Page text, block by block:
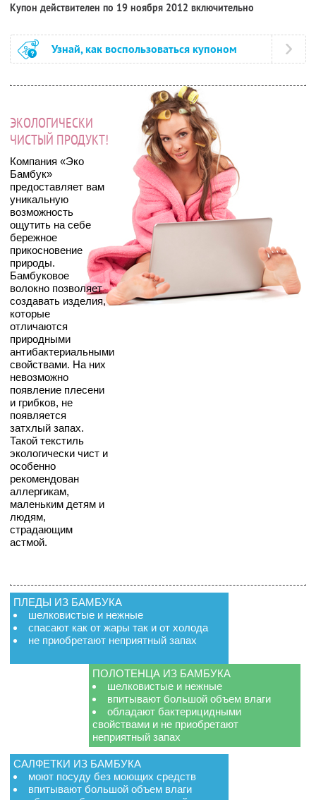
Купон действителен по 19 ноября 2012 включительно
Узнай, как воспользоваться купоном
ЭКОЛОГИЧЕСКИ
ЧИСТЫЙ ПРОДУКТ!
Компания «Эко
Бамбук»
предоставляет вам
уникальную
возможность
ощутить на себе
бережное
прикосновение
природы.
Бамбуковое
волокно позволяет
создавать изделия,
которые
отличаются
природными
антибактериальными
свойствами. На них
невозможно
появление плесени
и грибков, не
появляется
затхлый запах.
Такой текстиль
экологически чист и
особенно
рекомендован
аллергикам,
маленьким детям и
людям,
страдающим
астмой.
ПЛЕДЫ ИЗ БАМБУКА
шелковистые и нежные
спасают как от жары так и от холода
не приобретают неприятный запах
ПОЛОТЕНЦА ИЗ БАМБУКА
шелковистые и нежные
впитывают большой объем влаги
обладают бактерицидными
свойствами и не приобретают
неприятный запах
САЛФЕТКИ ИЗ БАМБУКА
моют посуду без моющих средств
впитывают большой объем влаги